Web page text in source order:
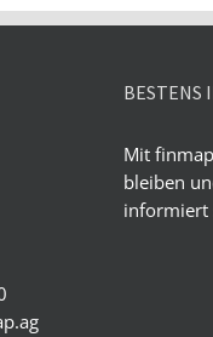
BESTENS
Mit
bleiben
informiert